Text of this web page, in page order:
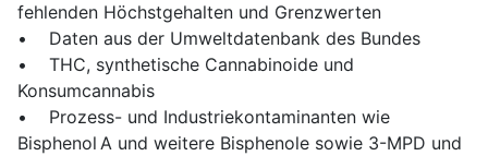
fehlenden Höchstgehalten und Grenzwerten
• Daten aus der Umweltdatenbank des Bundes
• THC, synthetische Cannabinoide und
Konsumcannabis
• Prozess- und Industriekontaminanten wie
Bisphenol A und weitere Bisphenole sowie 3-MPD und